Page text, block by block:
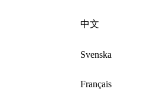
中文
Svenska
Français